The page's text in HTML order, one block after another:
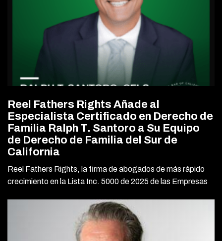
Reel Fathers Rights Añade al
Especialista Certificado en Derecho de
Familia Ralph T. Santoro a Su Equipo
de Derecho de Familia del Sur de
California
Reel Fathers Rights, la firma de abogados de más rápido
crecimiento en la Lista Inc. 5000 de 2025 de las Empresas